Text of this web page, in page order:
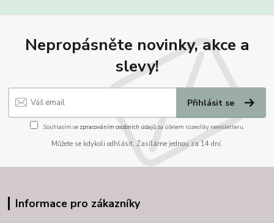
Nepropásněte novinky, akce a
slevy!
Přihlásit se
Souhlasím se zpracováním osobních údajůza účelem rozesílky newsletteru.
Můžete se kdykoli odhlásit. Zasíláme jednou za 14 dní.
Informace pro zákazníky